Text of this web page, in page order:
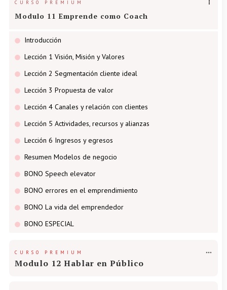
CURSO PREMIUM
Modulo 11 Emprende como Coach
Introducción
Lección 1 Visión, Misión y Valores
Lección 2 Segmentación cliente ideal
Lección 3 Propuesta de valor
Lección 4 Canales y relación con clientes
Lección 5 Actividades, recursos y alianzas
Lección 6 Ingresos y egresos
Resumen Modelos de negocio
BONO Speech elevator
BONO errores en el emprendimiento
BONO La vida del emprendedor
BONO ESPECIAL
CURSO PREMIUM
Modulo 12 Hablar en Público